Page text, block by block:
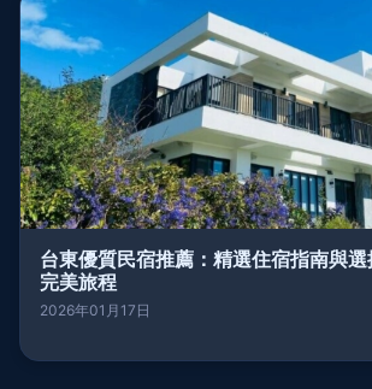
台東優質民宿推薦：精選住宿指南與
完美旅程
2026年01月17日